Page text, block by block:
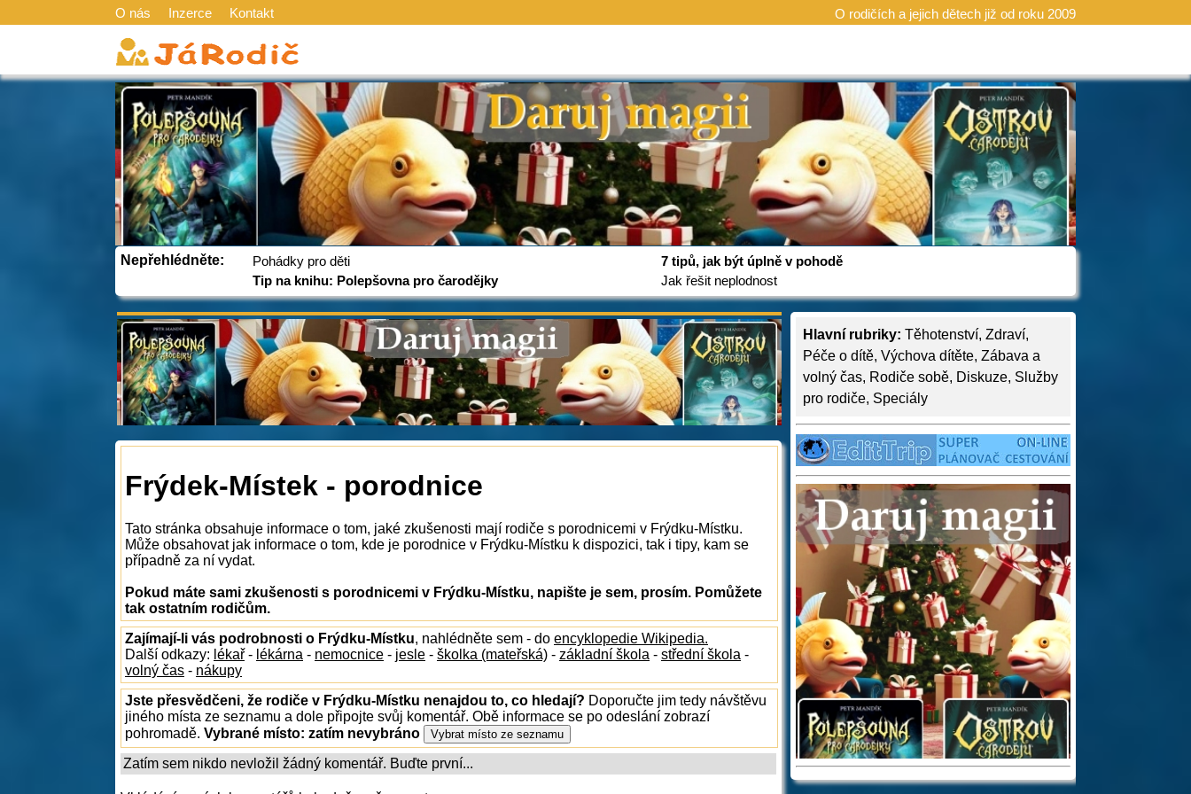
O nás Inzerce Kontakt O rodičích a jejich dětech již od roku 2009
Nepřehlédněte:
Pohádky pro děti
Tip na knihu: Polepšovna pro čarodějky
7 tipů, jak být úplně v pohodě
Jak řešit neplodnost
Hlavní rubriky: Těhotenství, Zdraví,
Péče o dítě, Výchova dítěte, Zábava a
volný čas, Rodiče sobě, Diskuze, Služby
pro rodiče, Speciály
Frýdek-Místek - porodnice
Tato stránka obsahuje informace o tom, jaké zkušenosti mají rodiče s porodnicemi v Frýdku-Místku.
Může obsahovat jak informace o tom, kde je porodnice v Frýdku-Místku k dispozici, tak i tipy, kam se
případně za ní vydat.
Pokud máte sami zkušenosti s porodnicemi v Frýdku-Místku, napište je sem, prosím. Pomůžete
tak ostatním rodičům.
Zajímají-li vás podrobnosti o Frýdku-Místku, nahlédněte sem - do encyklopedie Wikipedia.
Další odkazy: lékař - lékárna - nemocnice - jesle - školka (mateřská) - základní škola - střední škola -
volný čas - nákupy
Jste přesvědčeni, že rodiče v Frýdku-Místku nenajdou to, co hledají? Doporučte jim tedy návštěvu
jiného místa ze seznamu a dole připojte svůj komentář. Obě informace se po odeslání zobrazí
pohromadě. Vybrané místo: zatím nevybráno
Zatím sem nikdo nevložil žádný komentář. Buďte první...